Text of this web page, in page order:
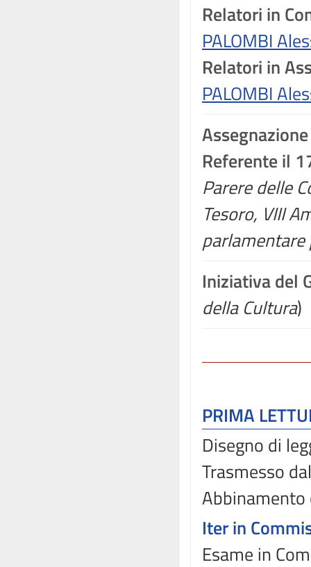
Relatori in
PALOMBI
Relatori in
PALOMBI
Assegnazione
Referente il
Parere delle
Tesoro, VIII
Iniziativa del
della Cultura)
PRIMA
Disegno di
Trasmesso
Abbinamento
Iter in
Esame in